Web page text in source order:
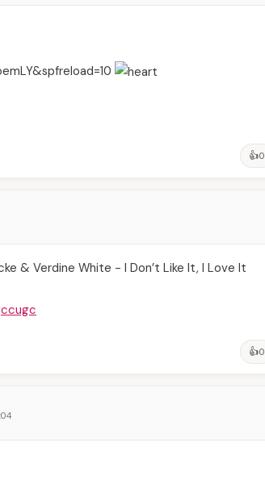
👍0
& Verdine White - I Don’t Like It, I Love It
👍0